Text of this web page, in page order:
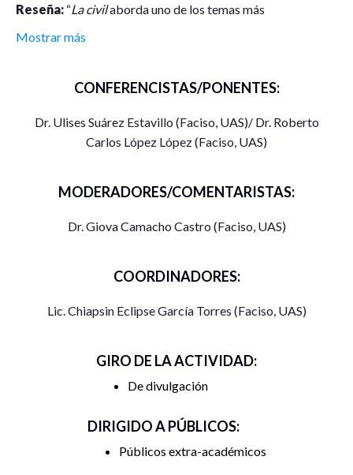
Reseña: “La civilaborda uno de los temas más
por rescatarla hace lo posible por encontrarla. Basada en
Laura, hasta el involucramiento de Cielo en el ejército
mexicano en búsqueda de sus secuestradores; pasando por
en el cual está sumergido el país desde hace ya más de una
Mostrar más
CONFERENCISTAS/PONENTES:
Dr. Ulises Suárez Estavillo (Faciso, UAS)/ Dr. Roberto
Carlos López López (Faciso, UAS)
MODERADORES/COMENTARISTAS:
Dr. Giova Camacho Castro (Faciso, UAS)
COORDINADORES:
Lic. Chiapsin Eclipse García Torres (Faciso, UAS)
GIRO DE LA ACTIVIDAD:
De divulgación
DIRIGIDO A PÚBLICOS:
Públicos extra-académicos